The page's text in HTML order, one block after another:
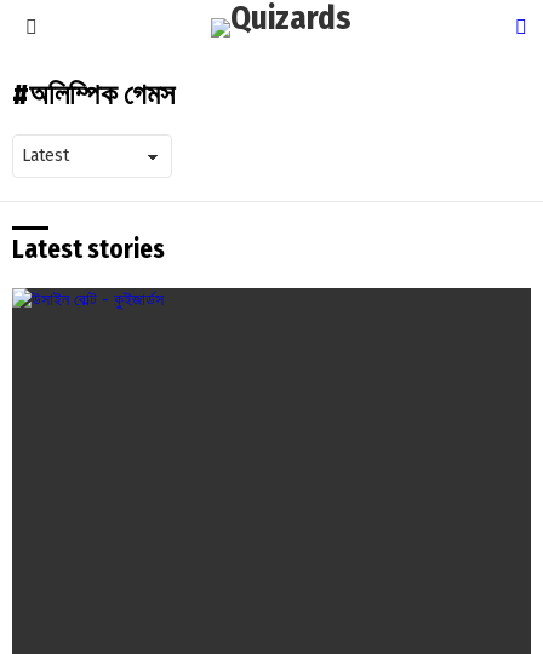
অলিম্পিক গেমস
Latest stories